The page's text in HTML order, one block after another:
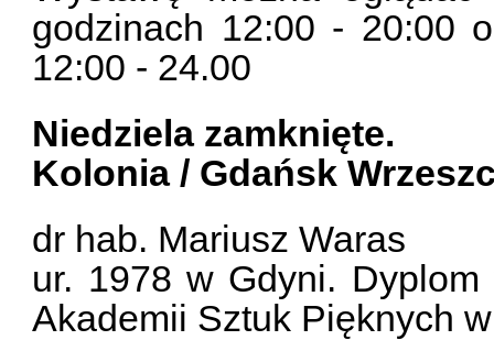
godzinach 12:00 - 20:00
12:00 - 24.00
Niedziela zamknięte.
Kolonia / Gdańsk
dr hab. Mariusz Waras
ur. 1978 w Gdyni.
Akademii Sztuk Pięknych